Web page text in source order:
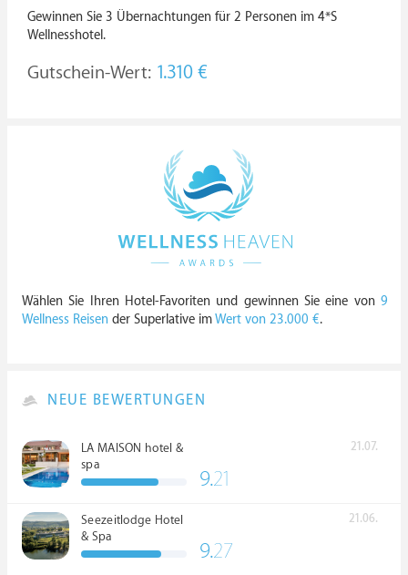
Gewinnen Sie 3 Übernachtungen für 2 Personen im 4*S
Wellnesshotel.
Gutschein-Wert: 1.310 €
Wählen Sie Ihren Hotel-Favoriten und gewinnen Sie eine von 9
Wellness Reisen der Superlative imWert von 23.000 €.
NEUE BEWERTUNGEN
LA MAISON hotel &
spa
21.07.
9.21
Seezeitlodge Hotel
& Spa
21.06.
9.27